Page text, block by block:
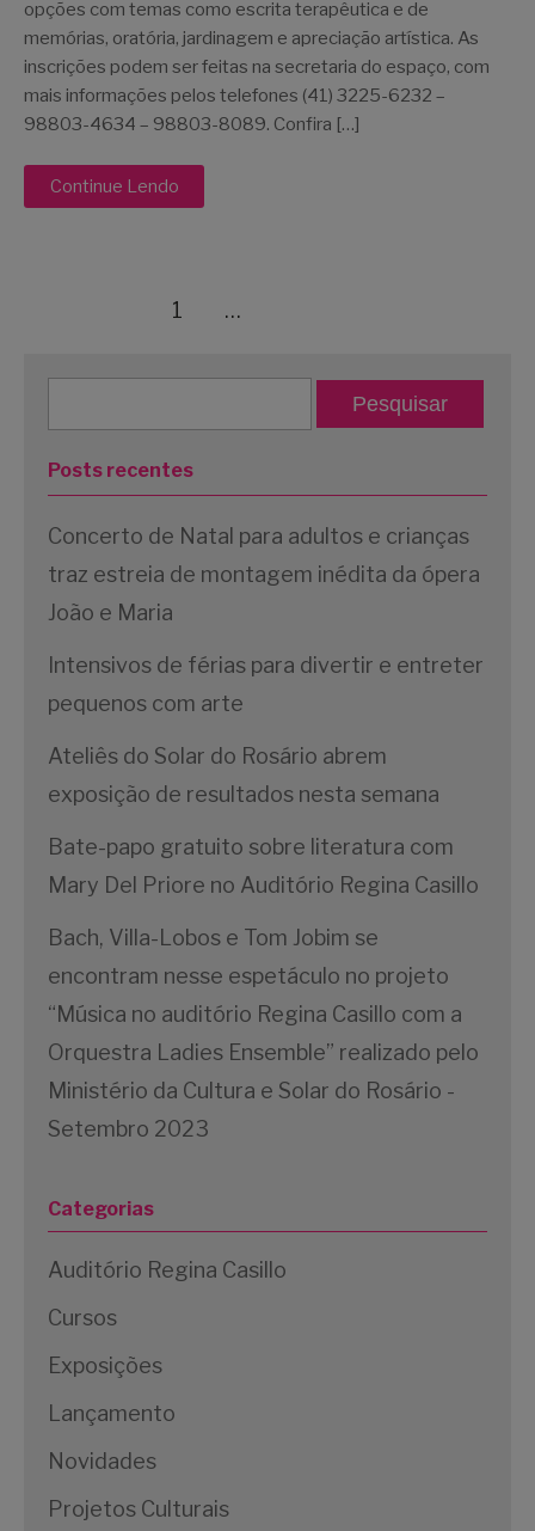
opções com temas como escrita terapêutica e de
memórias, oratória, jardinagem e apreciação artística. As
inscrições podem ser feitas na secretaria do espaço, com
mais informações pelos telefones (41) 3225-6232 –
98803-4634 – 98803-8089. Confira […]
Continue Lendo
1 …
Posts recentes
Concerto de Natal para adultos e crianças
traz estreia de montagem inédita da ópera
João e Maria
Intensivos de férias para divertir e entreter
pequenos com arte
Ateliês do Solar do Rosário abrem
exposição de resultados nesta semana
Bate-papo gratuito sobre literatura com
Mary Del Priore no Auditório Regina Casillo
Bach, Villa-Lobos e Tom Jobim se
encontram nesse espetáculo no projeto
“Música no auditório Regina Casillo com a
Orquestra Ladies Ensemble” realizado pelo
Ministério da Cultura e Solar do Rosário -
Setembro 2023
Categorias
Auditório Regina Casillo
Cursos
Exposições
Lançamento
Novidades
Projetos Culturais